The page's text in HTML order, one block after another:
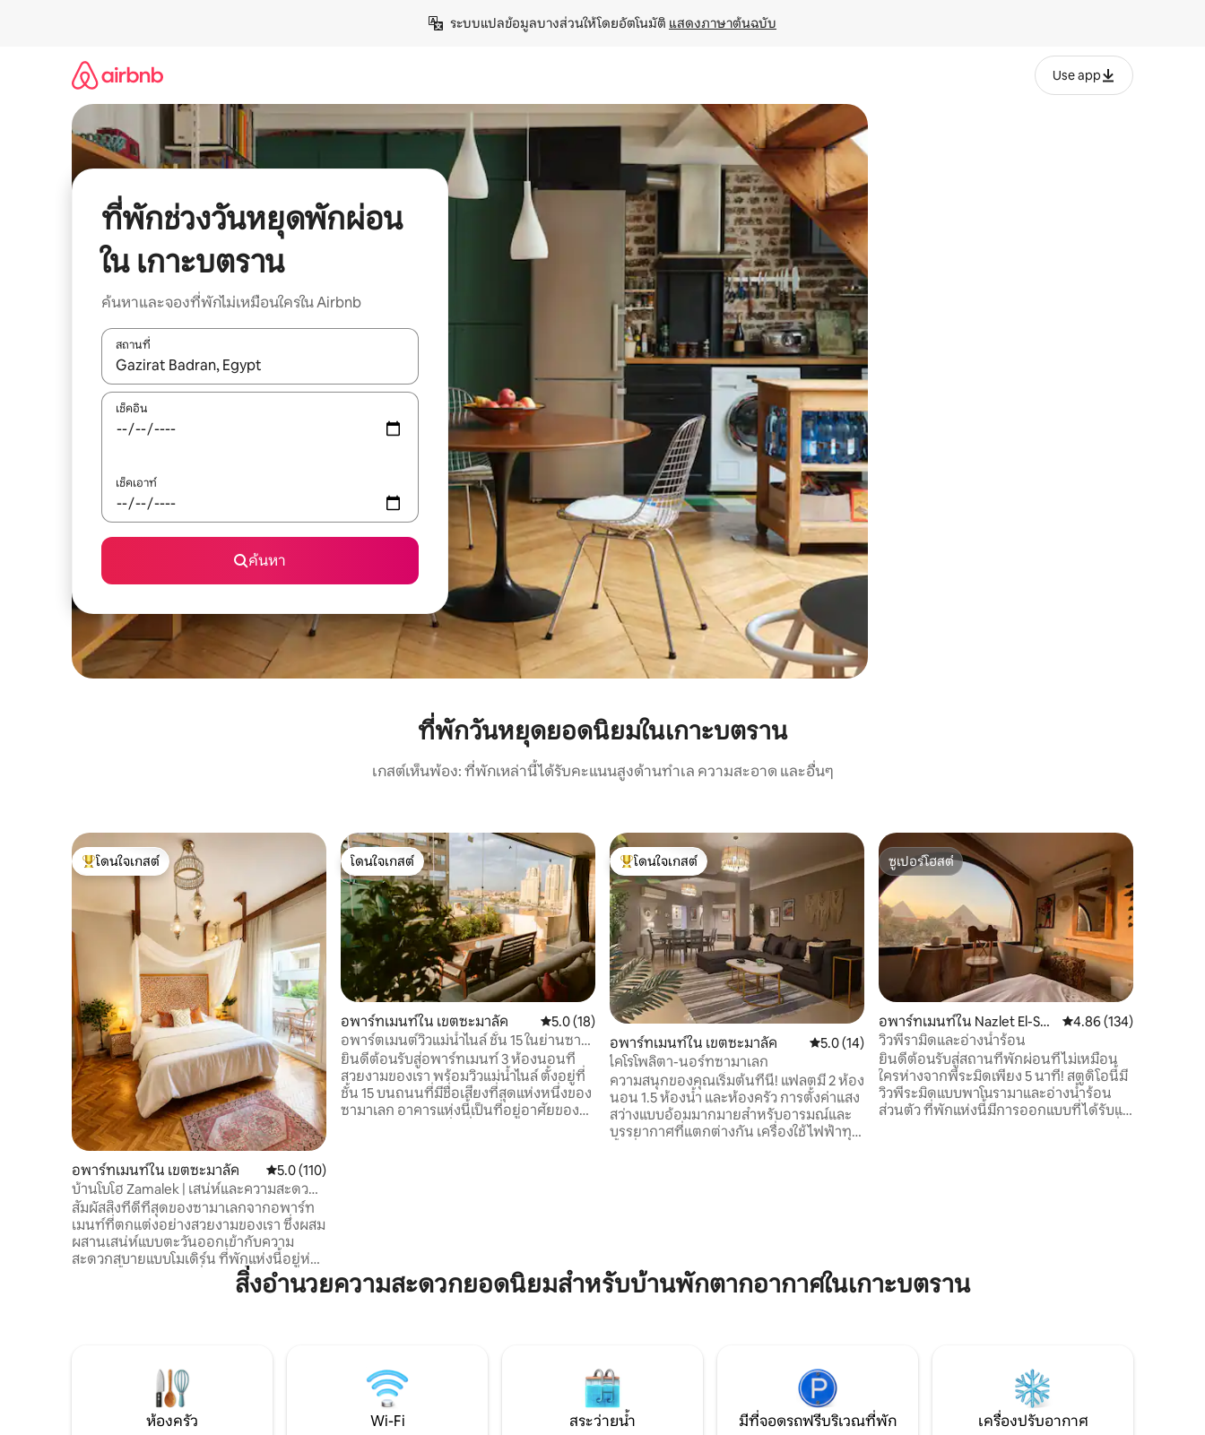
ระบบแปลข้อมูลบางส่วนให้โดยอัตโนมัติ แสดงภาษาต้นฉบับ
Use app
ที่พักช่วงวันหยุดพักผ่อน
ใน เกาะบตราน
ค้นหาและจองที่พักไม่เหมือนใครใน Airbnb
สถานที่
ใช้ลูกศรขึ้นลง หรือใช้การสัมผัสหรือปัด เพื่อสำรวจผลการค้นหา
เช็คอิน
เช็คเอาท์
ค้นหา
ที่พักวันหยุดยอดนิยมในเกาะบตราน
เกสต์เห็นพ้อง: ที่พักเหล่านี้ได้รับคะแนนสูงด้านทำเล ความสะอาด และอื่นๆ
โดนใจเกสต์ที่สุด
โดนใจเกสต์
อพาร์ทเมนท์ใน เขตซะมาลัค คะแนนเฉลี่ย 5.0 จาก 5, 110 รีวิว
5.0 (110)
บ้านโบโฮ Zamalek | เสน่ห์และความสะดวก
สบายแบบโอเรียนทัล
สัมผัสสิ่งที่ดีที่สุดของซามาเลกจากอพาร์ท
เมนท์ที่ตกแต่งอย่างสวยงามของเรา ซึ่งผสม
ผสานเสน่ห์แบบตะวันออกเข้ากับความ
สะดวกสบายแบบโมเดิร์น ที่พักแห่งนี้อยู่ห่าง
จากแม่น้ำไนล์เพียงไม่กี่ก้าว มีสิ่งอำนวย
ความสะดวกครบครัน และเป็นฐานที่สมบูรณ์
ง่ายดาย จากนั้นกลับมายังโอเอซิสอันเงียบ
สงบที่ออกแบบมาเพื่อการพักผ่อน ความ
สะดวกสบาย และเสน่ห์ท้องถิ่นอย่างแท้จริง
โดนใจเกสต์
โดนใจเกสต์
อพาร์ทเมนท์ใน เขตซะมาลัค คะแนนเฉลี่ย 5.0 จาก 5, 18 รีวิว
5.0 (18)
อพาร์ตเมนต์วิวแม่น้ำไนล์ ชั้น 15 ในย่านซา
มาเลก
ยินดีต้อนรับสู่อพาร์ทเมนท์ 3 ห้องนอนที่
สวยงามของเรา พร้อมวิวแม่น้ำไนล์ ตั้งอยู่ที่
ชั้น 15 บนถนนที่มีชื่อเสียงที่สุดแห่งหนึ่งของ
ซามาเลก อาคารแห่งนี้เป็นที่อยู่อาศัยของ
โดนใจเกสต์ที่สุด
โดนใจเกสต์
อพาร์ทเมนท์ใน เขตซะมาลัค คะแนนเฉลี่ย 5.0 จาก 5, 14 รีวิว
5.0 (14)
ไคโรโพลิตา-นอร์ทซามาเลก
ความสนุกของคุณเริ่มต้นที่นี่! แฟลตมี 2 ห้อง
นอน 1.5 ห้องน้ำ และห้องครัว การตั้งค่าแสง
สว่างแบบอ้อมมากมายสำหรับอารมณ์และ
บรรยากาศที่แตกต่างกัน เครื่องใช้ไฟฟ้าทุก
บาร์ คลับ หอศิลป์ ฯลฯ… เพียงแค่เดินไปทุกที่!
ซูเปอร์โฮสต์
ซูเปอร์โฮสต์
อพาร์ทเมนท์ใน Nazlet El-Se
mman
คะแนนเฉลี่ย 4.86 จาก
4.86 (134)
วิวพีรามิดและอ่างน้ำร้อน
ยินดีต้อนรับสู่สถานที่พักผ่อนที่ไม่เหมือน
ใครห่างจากพีระมิดเพียง 5 นาที! สตูดิโอนี้มี
วิวพีระมิดแบบพาโนรามาและอ่างน้ำร้อน
ส่วนตัว ที่พักแห่งนี้มีการออกแบบที่ได้รับแรง
สิ่งอำนวยความสะดวกยอดนิยมสำหรับบ้านพักตากอากาศในเกาะบตราน
ห้องครัว Wi-Fi สระว่ายน้ำ มีที่จอดรถฟรีบริเวณที่พัก เครื่องปรับอากาศ